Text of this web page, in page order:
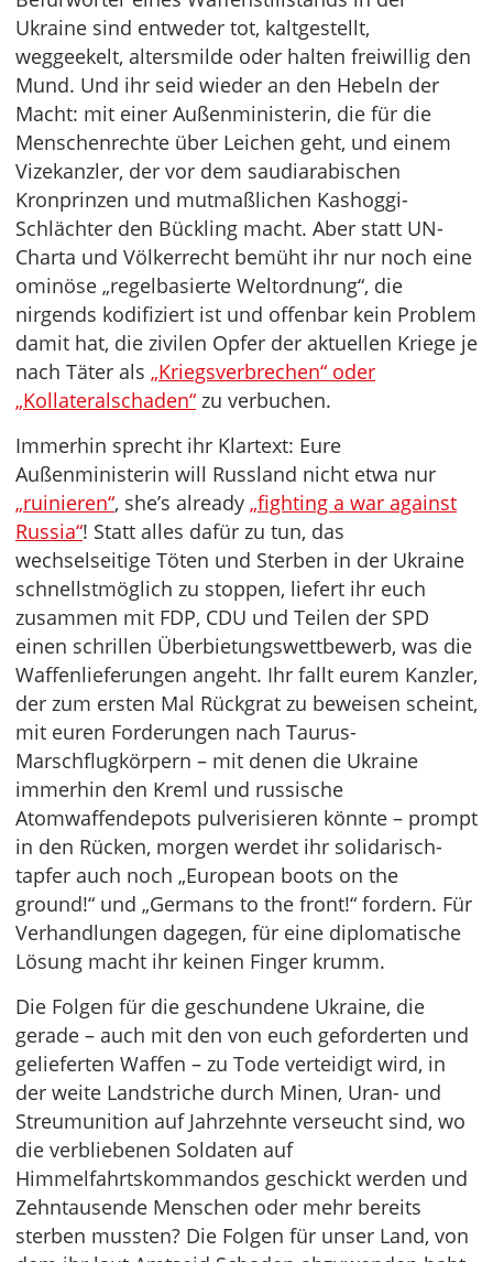
Ukraine sind entweder tot, kaltgestellt,
weggeekelt, altersmilde oder halten freiwillig den
Mund. Und ihr seid wieder an den Hebeln der
Macht: mit einer Außenministerin, die für die
Menschenrechte über Leichen geht, und einem
Vizekanzler, der vor dem saudiarabischen
Kronprinzen und mutmaßlichen Kashoggi-
Schlächter den Bückling macht. Aber statt UN-
Charta und Völkerrecht bemüht ihr nur noch eine
ominöse „regelbasierte Weltordnung“, die
nirgends kodifiziert ist und offenbar kein Problem
damit hat, die zivilen Opfer der aktuellen Kriege je
nach Täter als „Kriegsverbrechen“ oder
„Kollateralschaden“ zu verbuchen.
Immerhin sprecht ihr Klartext: Eure
Außenministerin will Russland nicht etwa nur
„ruinieren“, she’s already „fighting a war against
Russia“! Statt alles dafür zu tun, das
wechselseitige Töten und Sterben in der Ukraine
schnellstmöglich zu stoppen, liefert ihr euch
zusammen mit FDP, CDU und Teilen der SPD
einen schrillen Überbietungswettbewerb, was die
Waffenlieferungen angeht. Ihr fallt eurem Kanzler,
der zum ersten Mal Rückgrat zu beweisen scheint,
mit euren Forderungen nach Taurus-
Marschflugkörpern – mit denen die Ukraine
immerhin den Kreml und russische
Atomwaffendepots pulverisieren könnte – prompt
in den Rücken, morgen werdet ihr solidarisch-
tapfer auch noch „European boots on the
ground!“ und „Germans to the front!“ fordern. Für
Verhandlungen dagegen, für eine diplomatische
Lösung macht ihr keinen Finger krumm.
Die Folgen für die geschundene Ukraine, die
gerade – auch mit den von euch geforderten und
gelieferten Waffen – zu Tode verteidigt wird, in
der weite Landstriche durch Minen, Uran- und
Streumunition auf Jahrzehnte verseucht sind, wo
die verbliebenen Soldaten auf
Himmelfahrtskommandos geschickt werden und
Zehntausende Menschen oder mehr bereits
sterben mussten? Die Folgen für unser Land, von